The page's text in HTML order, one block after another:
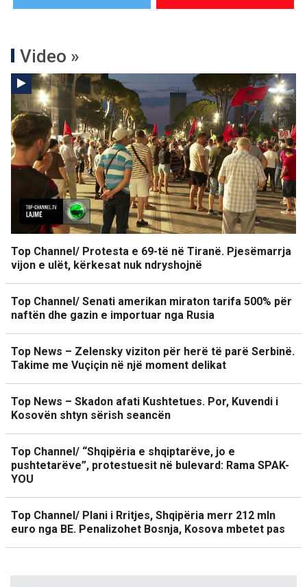
Video »
Top Channel/ Protesta e 69-të në Tiranë. Pjesëmarrja
vijon e ulët, kërkesat nuk ndryshojnë
Top Channel/ Senati amerikan miraton tarifa 500% për
naftën dhe gazin e importuar nga Rusia
Top News – Zelensky viziton për herë të parë Serbinë.
Takime me Vuçiçin në një moment delikat
Top News – Skadon afati Kushtetues. Por, Kuvendi i
Kosovën shtyn sërish seancën
Top Channel/ “Shqipëria e shqiptarëve, jo e
pushtetarëve”, protestuesit në bulevard: Rama SPAK-
YOU
Top Channel/ Plani i Rritjes, Shqipëria merr 212 mln
euro nga BE. Penalizohet Bosnja, Kosova mbetet pas